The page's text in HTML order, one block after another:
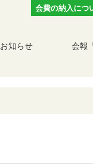
会費の納入につ
お知らせ 会報